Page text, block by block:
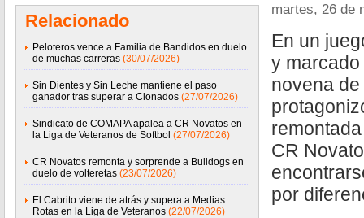
Relacionado
Peloteros vence a Familia de Bandidos en duelo
de muchas carreras (30/07/2026)
Sin Dientes y Sin Leche mantiene el paso
ganador tras superar a Clonados (27/07/2026)
Sindicato de COMAPA apalea a CR Novatos en
la Liga de Veteranos de Softbol (27/07/2026)
CR Novatos remonta y sorprende a Bulldogs en
duelo de volteretas (23/07/2026)
El Cabrito viene de atrás y supera a Medias
Rotas en la Liga de Veteranos (22/07/2026)
martes, 26 de
En un
y
novena
CR
por